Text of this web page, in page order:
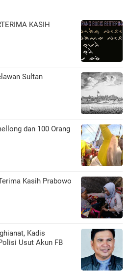
KASIH
Sultan
dan 100 Orang
Kasih Prabowo
Kadis
Usut Akun FB